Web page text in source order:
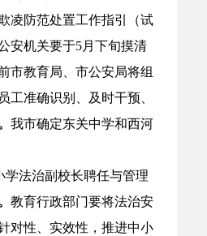
凌防范处置工作指引（试
安机关要于5月下旬摸清
市教育局、市公安局将组
工准确识别、及时干预、
我市确定东关中学和西河
法治副校长聘任与管理
教育行政部门要将法治安
对性、实效性，推进中小